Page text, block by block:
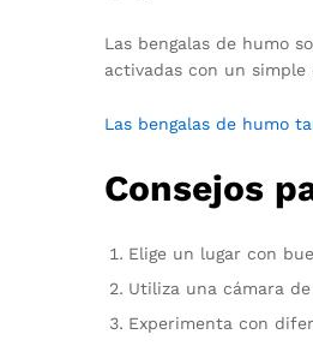
Las bengalas de humo
activadas con un simple
Las bengalas de humo
Consejos
Elige un lugar con
Utiliza una cámara
Experimenta con